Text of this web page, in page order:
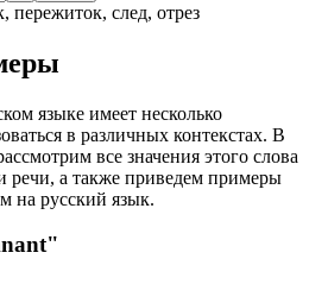
пережиток, след, отрез
языке имеет несколько
в различных контекстах. В
все значения этого слова
речи, а также приведем примеры
на русский язык.